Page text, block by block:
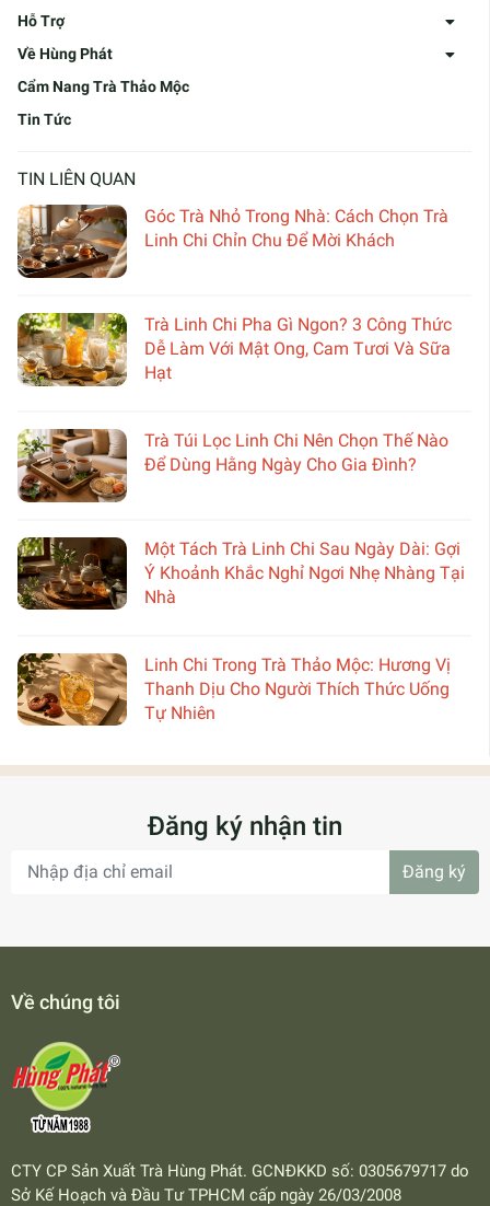
Hỗ Trợ
Về Hùng Phát
Cẩm Nang Trà Thảo Mộc
Tin Tức
TIN LIÊN QUAN
Góc Trà Nhỏ Trong Nhà: Cách Chọn Trà
Linh Chi Chỉn Chu Để Mời Khách
Trà Linh Chi Pha Gì Ngon? 3 Công Thức
Dễ Làm Với Mật Ong, Cam Tươi Và Sữa
Hạt
Trà Túi Lọc Linh Chi Nên Chọn Thế Nào
Để Dùng Hằng Ngày Cho Gia Đình?
Một Tách Trà Linh Chi Sau Ngày Dài: Gợi
Ý Khoảnh Khắc Nghỉ Ngơi Nhẹ Nhàng Tại
Nhà
Linh Chi Trong Trà Thảo Mộc: Hương Vị
Thanh Dịu Cho Người Thích Thức Uống
Tự Nhiên
Đăng ký nhận tin
Đăng ký
Về chúng tôi
CTY CP Sản Xuất Trà Hùng Phát. GCNĐKKD số: 0305679717 do
Sở Kế Hoạch và Đầu Tư TPHCM cấp ngày 26/03/2008